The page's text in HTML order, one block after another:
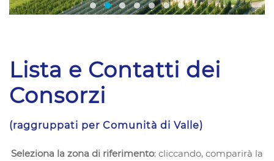
Consorzi irrigui e di miglioramento
Comifo Trentino
Consorzi Irrigui e di
La Federazione dei Consorzi
Consorzi Irrigui e di
Consorzi irrigui e di
Consorzi Irrigui e
Lista e Contatti dei
Consorzi
(raggruppati per Comunità di Valle)
Seleziona la zona di riferimento: cliccando, comparirà la